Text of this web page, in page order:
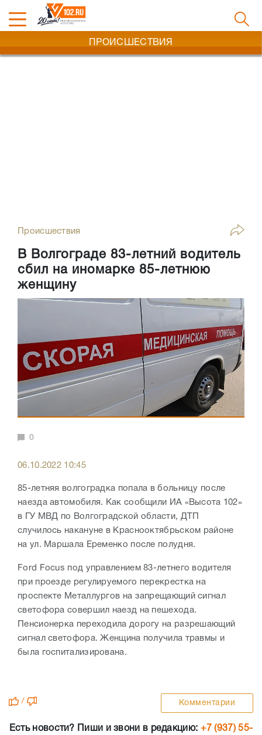
ПРОИСШЕСТВИЯ
Происшествия
В Волгограде 83-летний водитель
сбил на иномарке 85-летнюю
женщину
0
06.10.2022 10:45
85-летняя волгоградка попала в больницу после
наезда автомобиля. Как сообщили ИА «Высота 102»
в ГУ МВД по Волгоградской области, ДТП
случилось накануне в Краснооктябрьском районе
на ул. Маршала Еременко после полудня.
Ford Focus под управлением 83-летнего водителя
при проезде регулируемого перекрестка на
проспекте Металлургов на запрещающий сигнал
светофора совершил наезд на пешехода.
Пенсионерка переходила дорогу на разрешающий
сигнал светофора. Женщина получила травмы и
была госпитализирована.
/ Комментарии
Есть новости? Пиши и звони в редакцию: +7 (937) 55-